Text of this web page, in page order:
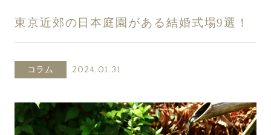
東京近郊の日本庭園がある結婚式場9選！
コラム 2024.01.31